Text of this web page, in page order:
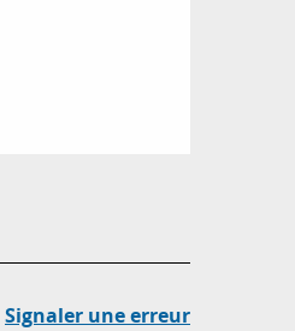
Signaler une erreur